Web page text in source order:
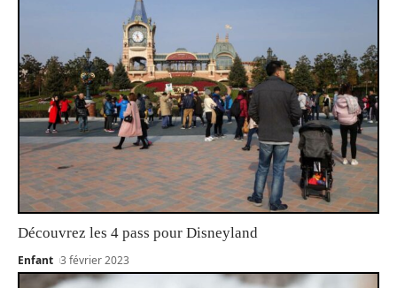
Découvrez les 4 pass pour Disneyland
Enfant 3 février 2023